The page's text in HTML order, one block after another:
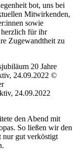
bot, uns bei
Mitwirkenden,
sowie
herzlich für ihr
Zugewandtheit zu
den Abend mit
So ließen wir den
nur gut verköstigt